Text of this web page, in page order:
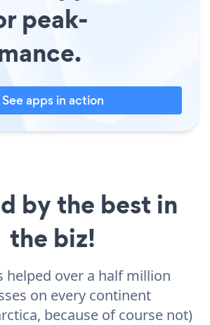
peak-
See apps in action
by the best in
the biz!
helped over a half million
on every continent
because of course not)